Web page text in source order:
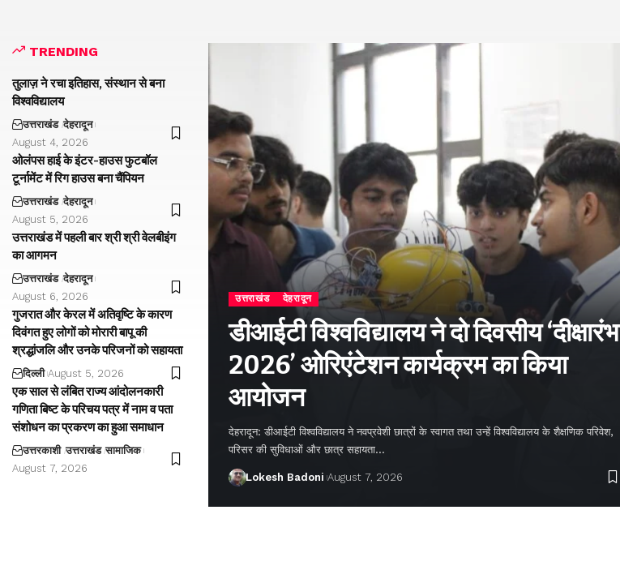
TRENDING
तुलाज़ ने रचा इतिहास, संस्थान से बना
विश्वविद्यालय
उत्तराखंड देहरादून
August 4, 2026
ओलंपस हाई के इंटर-हाउस फुटबॉल
टूर्नामेंट में रिग हाउस बना चैंपियन
उत्तराखंड देहरादून
August 5, 2026
उत्तराखंड में पहली बार श्री श्री वेलबीइंग
का आगमन
उत्तराखंड देहरादून
August 6, 2026
गुजरात और केरल में अतिवृष्टि के कारण
दिवंगत हुए लोगों को मोरारी बापू की
श्रद्धांजलि और उनके परिजनों को सहायता
दिल्ली August 5, 2026
एक साल से लंबित राज्य आंदोलनकारी
गणिता बिष्ट के परिचय पत्र में नाम व पता
संशोधन का प्रकरण का हुआ समाधान
उत्तरकाशी उत्तराखंड सामाजिक
August 7, 2026
उत्तराखंड देहरादून
डीआईटी विश्वविद्यालय ने दो दिवसीय ‘दीक्षारंभ
2026’ ओरिएंटेशन कार्यक्रम का किया
आयोजन
देहरादून: डीआईटी विश्वविद्यालय ने नवप्रवेशी छात्रों के स्वागत तथा उन्हें विश्वविद्यालय के शैक्षणिक परिवेश,
परिसर की सुविधाओं और छात्र सहायता…
Lokesh Badoni August 7, 2026